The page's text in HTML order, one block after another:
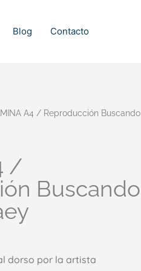
Blog Contacto
A4 / Reproducción Buscando
/
Buscando
dorso por la artista